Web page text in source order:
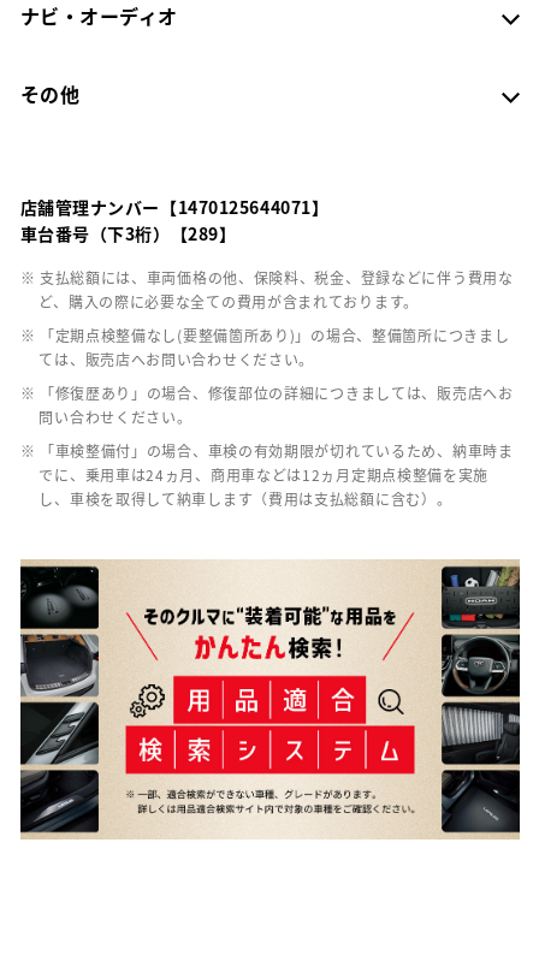
ナビ・オーディオ
その他
店舗管理ナンバー【1470125644071】
車台番号（下3桁）【289】
※ 支払総額には、車両価格の他、保険料、税金、登録などに伴う費用な
ど、購入の際に必要な全ての費用が含まれております。
※ 「定期点検整備なし(要整備箇所あり)」の場合、整備箇所につきまし
ては、販売店へお問い合わせください。
※ 「修復歴あり」の場合、修復部位の詳細につきましては、販売店へお
問い合わせください。
※ 「車検整備付」の場合、車検の有効期限が切れているため、納車時ま
でに、乗用車は24ヵ月、商用車などは12ヵ月定期点検整備を実施
し、車検を取得して納車します（費用は支払総額に含む）。